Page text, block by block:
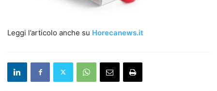
Leggi l’articolo anche su Horecanews.it